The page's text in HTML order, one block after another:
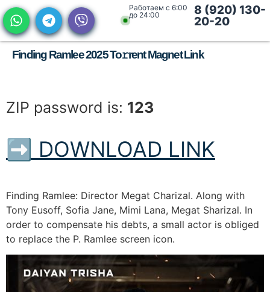
Работаем с 6:00
до 24:00
8 (920) 130-
20-20
Finding Ramlee 2025 To𝚛rent Magnet Link
ZIP password is: 123
➡ DOWNLOAD LINK
Finding Ramlee: Director Megat Charizal. Along with
Tony Eusoff, Sofia Jane, Mimi Lana, Megat Sharizal. In
order to compensate his debts, a small actor is obliged
to replace the P. Ramlee screen icon.